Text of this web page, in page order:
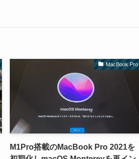
MacBook Pro
M1Pro搭載のMacBook Pro 2021を